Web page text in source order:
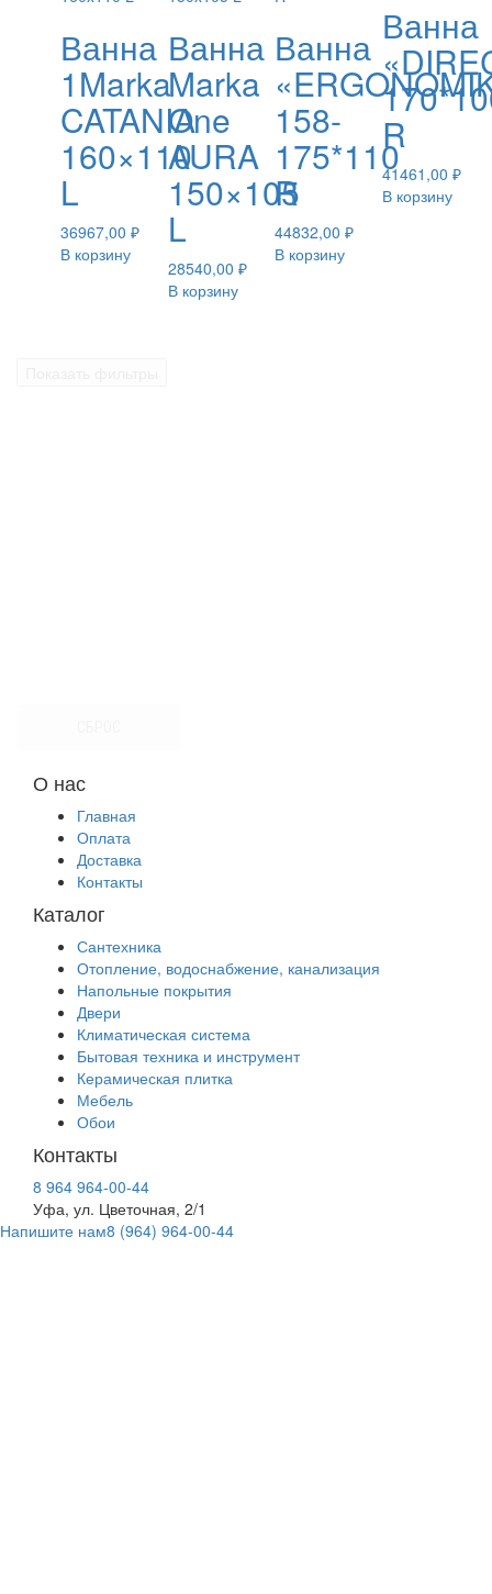
Ванна
1Marka
CATANIA
160×110
L
36967,00 ₽
В корзину
Ванна
Marka
One
AURA
150×105
L
28540,00 ₽
В корзину
Ванна
158-
175*110
R
44832,00₽
В корзину
Ванна
R
41461,00₽
В корзину
О нас
Главная
Оплата
Доставка
Контакты
Каталог
Сантехника
Отопление, водоснабжение, канализация
Напольные покрытия
Двери
Климатическая система
Бытовая техника и инструмент
Керамическая плитка
Мебель
Обои
Контакты
8 964 964-00-44
Уфа, ул. Цветочная, 2/1
Напишите нам8 (964) 964-00-44